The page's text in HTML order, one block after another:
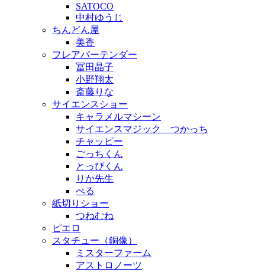
SATOCO
中村ゆうじ
ちんどん屋
美香
フレアバーテンダー
冨田晶子
小野翔太
斎藤りな
サイエンスショー
キャラメルマシーン
サイエンスマジック つかっち
チャッピー
ごっちくん
とっぴくん
りか先生
ぺる
紙切りショー
つねむね
ピエロ
スタチュー（銅像）
ミスターファーム
アストロノーツ